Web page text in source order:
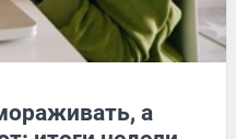
а